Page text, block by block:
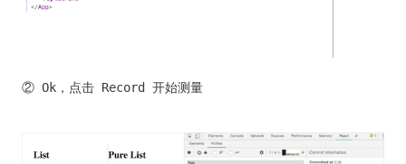
② Ok，点击 Record 开始测量